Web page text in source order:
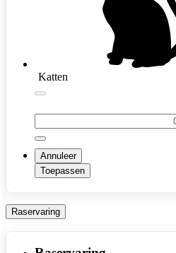
Katten
Annuleer
Toepassen
Raservaring